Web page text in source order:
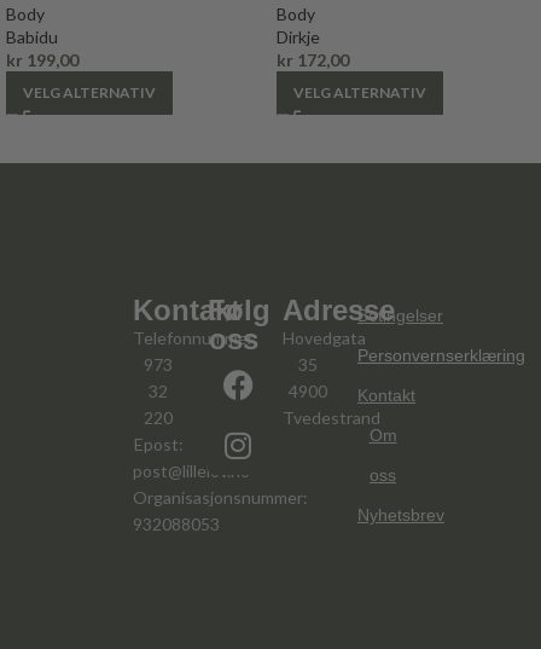
Body
Babidu
kr 199,00
VELG ALTERNATIV
Body
Dirkje
kr 172,00
VELG ALTERNATIV
Kontakt
Telefonnummer:
973
32
220
Epost:
post@lillelov.no
Organisasjonsnummer:
932088053
Følg
oss
Adresse
Hovedgata
35
4900
Tvedestrand
Betingelser
Personvernserklæring
Kontakt
Om
oss
Nyhetsbrev